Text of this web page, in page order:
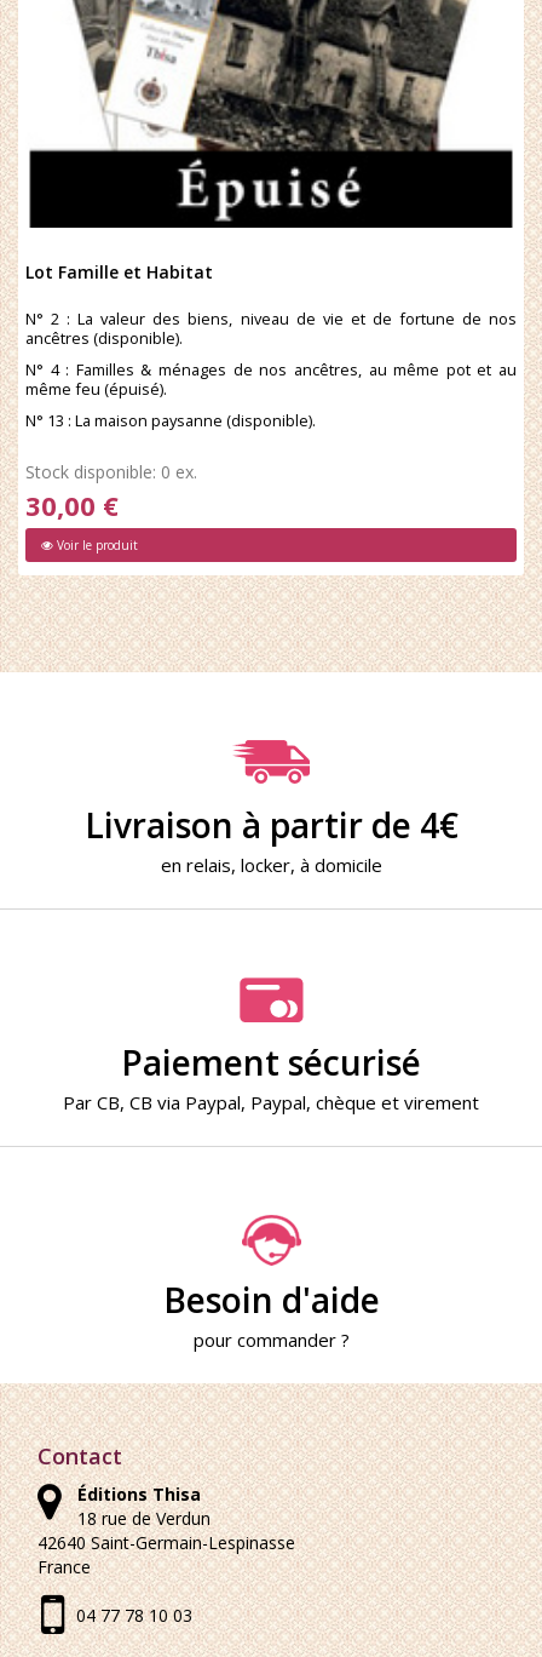
Lot Famille et Habitat
N° 2 : La valeur des biens, niveau de vie et de fortune de nos
ancêtres (disponible).
N° 4 : Familles & ménages de nos ancêtres, au même pot et au
même feu (épuisé).
N° 13 : La maison paysanne (disponible).
Stock disponible: 0 ex.
30,00 €
Voir le produit
Livraison à partir de 4€
en relais, locker, à domicile
Paiement sécurisé
Par CB, CB via Paypal, Paypal, chèque et virement
Besoin d'aide
pour commander ?
Contact
Éditions Thisa
18 rue de Verdun
42640 Saint-Germain-Lespinasse
France
04 77 78 10 03